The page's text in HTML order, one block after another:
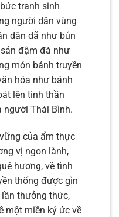
tranh sinh
người dân vùng
dân dã như bún
đậm đà như
món bánh truyền
hóa như bánh
lên tinh thần
người Thái Bình.
của ẩm thực
vị ngon lành,
hương, về tình
thống được gìn
thưởng thức,
một miền ký ức về